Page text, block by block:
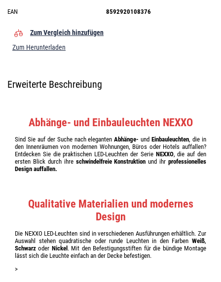
EAN
8592920108376
Zum Vergleich hinzufügen
Zum Herunterladen
Erweiterte Beschreibung
Abhänge- und Einbauleuchten NEXXO
Sind Sie auf der Suche nach elegantenAbhänge- undEinbauleuchten, die in
den Innenräumen von modernen Wohnungen, Büros oder Hotels auffallen?
Entdecken Sie die praktischen LED-Leuchten der Serie NEXXO, die auf den
ersten Blick durch ihre schwindelfreie Konstruktion und ihr professionelles
Design auffallen.
Qualitative Materialien und modernes
Design
Die NEXXO LED-Leuchten sind in verschiedenen Ausführungen erhältlich. Zur
Auswahl stehen quadratische oder runde Leuchten in den Farben Weiß,
Schwarz oder Nickel . Mit den Befestigungsstiften für die bündige Montage
lässt sich die Leuchte einfach an der Decke befestigen.
>